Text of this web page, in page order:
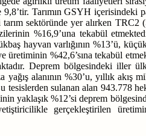
Tarımın GSYH içerisindeki
sektöründe yer alırken TRC2
%16,9’una tekabül
hayvan varlığının %13’ü,
%42,6’sına tekabül
Deprem bölgesindeki iller
alanının %30’u, yıllık akış
sulanan alan 943.778
yaklaşık %12’si deprem
gerçekleştirilen